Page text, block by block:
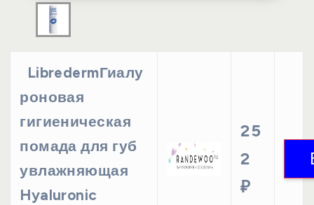
LibredermГиалу
роновая
гигиеническая
помада для губ
увлажняющая
Hyaluronic
25
2
₽